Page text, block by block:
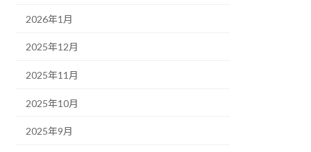
2026年1月
2025年12月
2025年11月
2025年10月
2025年9月